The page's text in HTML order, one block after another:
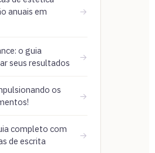
anuais em
→
o guia
seus resultados
→
os
→
completo com
de escrita
→